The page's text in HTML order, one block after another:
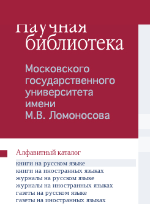
Алфавитный каталог
книги на русском языке
книги на иностранных языках
журналы на русском языке
журналы на иностранных языках
газеты на русском языке
газеты на иностранных языках